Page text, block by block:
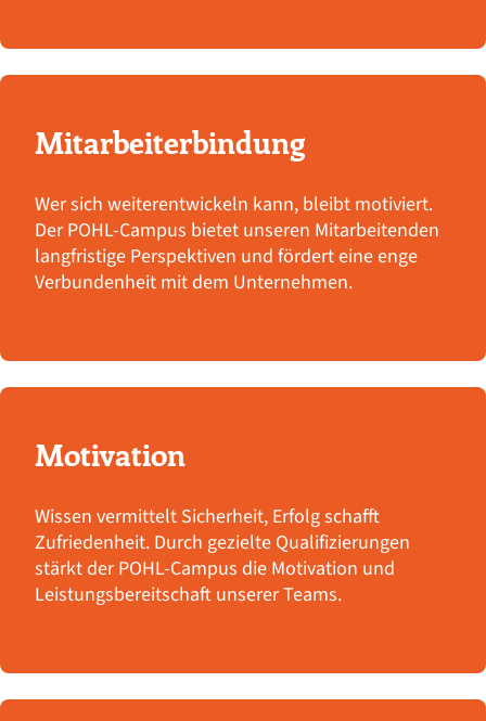
Mitarbeiterbindung
Wer sich weiterentwickeln kann, bleibt motiviert.
Der POHL-Campus bietet unseren Mitarbeitenden
langfristige Perspektiven und fördert eine enge
Verbundenheit mit dem Unternehmen.
Motivation
Wissen vermittelt Sicherheit, Erfolg schafft
Zufriedenheit. Durch gezielte Qualifizierungen
stärkt der POHL-Campus die Motivation und
Leistungsbereitschaft unserer Teams.